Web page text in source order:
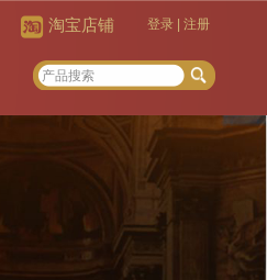
登录 注册
淘宝店铺